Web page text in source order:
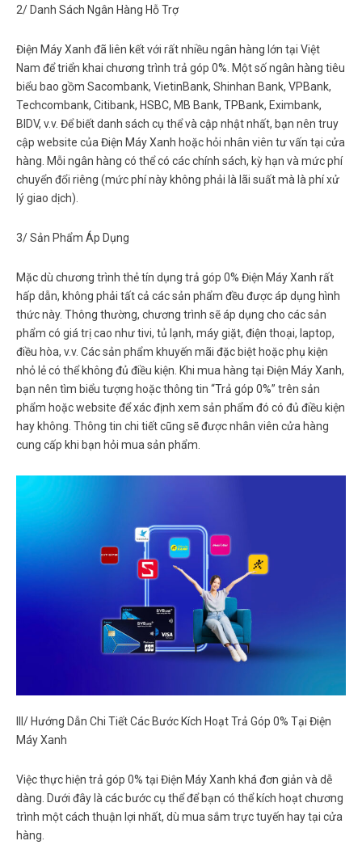
2/ Danh Sách Ngân Hàng Hỗ Trợ
Điện Máy Xanh đã liên kết với rất nhiều ngân hàng lớn tại Việt
Nam để triển khai chương trình trả góp 0%. Một số ngân hàng tiêu
biểu bao gồm Sacombank, VietinBank, Shinhan Bank, VPBank,
Techcombank, Citibank, HSBC, MB Bank, TPBank, Eximbank,
BIDV, v.v. Để biết danh sách cụ thể và cập nhật nhất, bạn nên truy
cập website của Điện Máy Xanh hoặc hỏi nhân viên tư vấn tại cửa
hàng. Mỗi ngân hàng có thể có các chính sách, kỳ hạn và mức phí
chuyển đổi riêng (mức phí này không phải là lãi suất mà là phí xử
lý giao dịch).
3/ Sản Phẩm Áp Dụng
Mặc dù chương trình thẻ tín dụng trả góp 0% Điện Máy Xanh rất
hấp dẫn, không phải tất cả các sản phẩm đều được áp dụng hình
thức này. Thông thường, chương trình sẽ áp dụng cho các sản
phẩm có giá trị cao như tivi, tủ lạnh, máy giặt, điện thoại, laptop,
điều hòa, v.v. Các sản phẩm khuyến mãi đặc biệt hoặc phụ kiện
nhỏ lẻ có thể không đủ điều kiện. Khi mua hàng tại Điện Máy Xanh,
bạn nên tìm biểu tượng hoặc thông tin “Trả góp 0%” trên sản
phẩm hoặc website để xác định xem sản phẩm đó có đủ điều kiện
hay không. Thông tin chi tiết cũng sẽ được nhân viên cửa hàng
cung cấp khi bạn hỏi mua sản phẩm.
III/ Hướng Dẫn Chi Tiết Các Bước Kích Hoạt Trả Góp 0% Tại Điện
Máy Xanh
Việc thực hiện trả góp 0% tại Điện Máy Xanh khá đơn giản và dễ
dàng. Dưới đây là các bước cụ thể để bạn có thể kích hoạt chương
trình một cách thuận lợi nhất, dù mua sắm trực tuyến hay tại cửa
hàng.